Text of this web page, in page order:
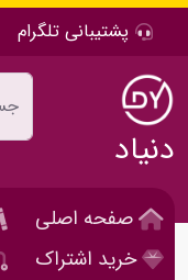
پشتیبانی تلگرام
دنیاد
صفحه اصلی
خرید اشتراک